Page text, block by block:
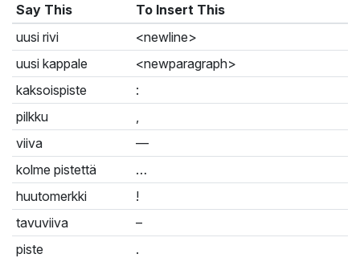
Say This
To Insert This
uusi rivi
<newline>
uusi kappale
<newparagraph>
kaksoispiste
:
pilkku
viiva
—
kolme pistettä
…
huutomerkki
!
tavuviiva
–
piste
.